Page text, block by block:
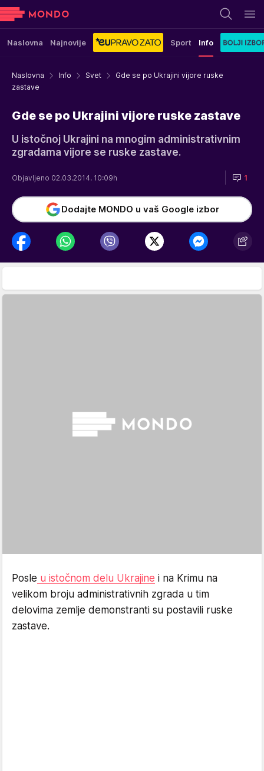
Naslovna Najnovije Sport Info
Naslovna Info Svet
Gde se po Ukrajini vijore ruske
zastave
Gde se po Ukrajini vijore ruske zastave
U istočnoj Ukrajini na mnogim administrativnim
zgradama vijore se ruske zastave.
Objavljeno 02.03.2014. 10:09h 1
Dodajte MONDO u vaš Google izbor
Posle u istočnom delu Ukrajine i na Krimu na
velikom broju administrativnih zgrada u tim
delovima zemlje demonstranti su postavili ruske
zastave.